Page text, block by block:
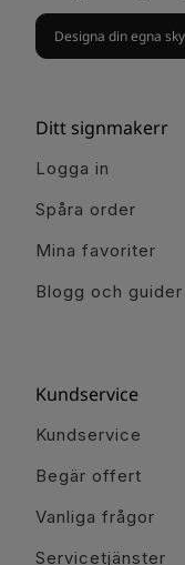
Designa din egna
Ditt signmakerr
Logga in
Spåra order
Mina favoriter
Blogg och guider
Kundservice
Kundservice
Begär offert
Vanliga frågor
Servicetjänster